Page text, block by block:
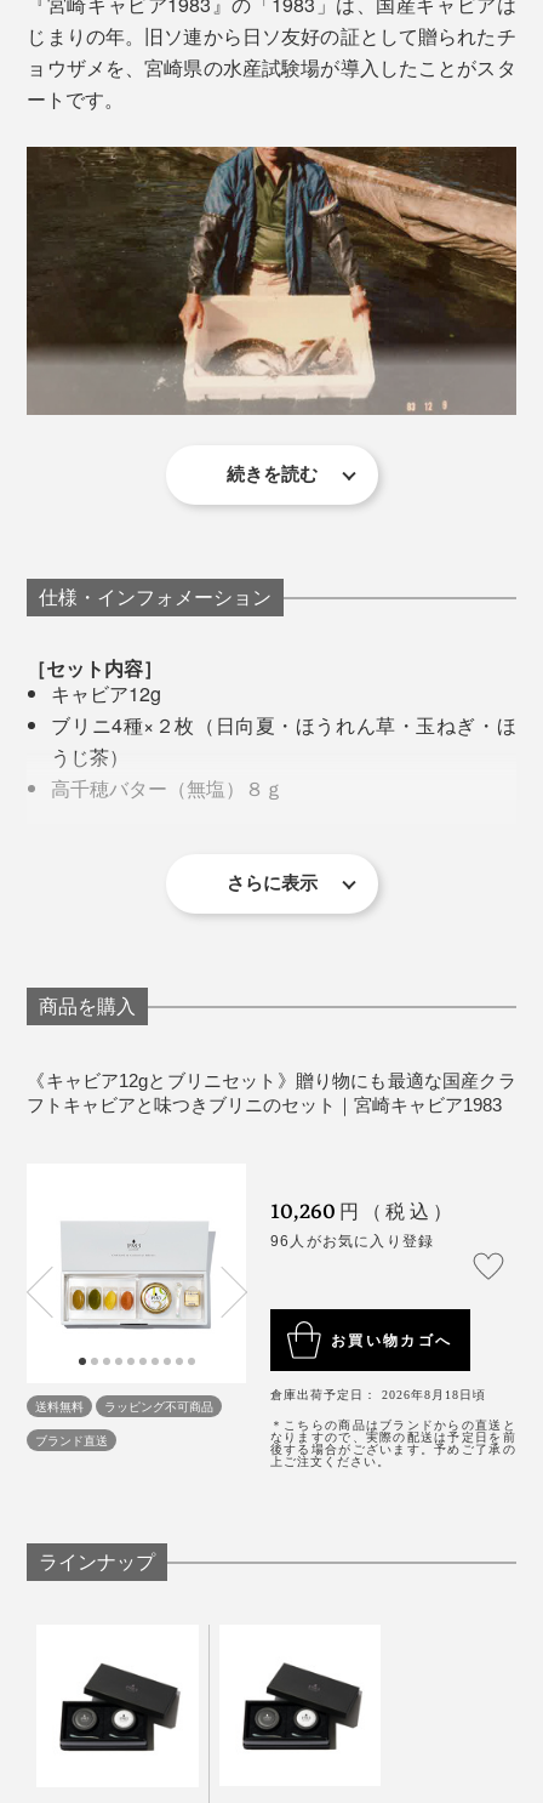
ャビア用に無塩で作ってもらっているとか。
さわやかな香りとコク、後味はさっぱり。冷蔵庫から出
して少し柔らかくなったら、食べ頃です。
キャビア・ブリニ・バターを一緒に口に入れると、広が
るのはめくるめく味わいの三重奏。
初めにキャビアのフレッシュな旨味、次にバターのまろ
やかさ、最後にブリニの風味が感じられ、まるで一皿の
料理を味わっているかのようです。
ひと口サイズの中にこんなに豊かで奥深い世界があるな
んて！ちょっと驚きの体験。
るだけで準備完了。あとは辛口のシャンパンか白ワイン
があれば完璧です！
対して『宮崎キャビア1983』は、防腐剤無添加で塩分
濃度は3%。卵と塩のみで約60日間熟成し、旨みがピー
クに達したところで急速冷凍。マイナス40℃の超低温
環境で眠りにつきます。
実際に有名スーパーで購入した輸入ものと本品を食べ比
輸入ものは塩味が強くベタッとした食感だったのに対
し、本品は塩味がまろやかでとろけるような口溶け。旨
みは残りつつ後味はスッキリしていました。
湿度や期間を変えて、つくっては寝かせ、つくっては寝
かせ…、何百、何千回とテストを繰り返したとか。
その際、ネックになったのが雑菌。
加熱殺菌せず、塩味を抑えると腐ってしまうため、いか
に雑菌のない状態で熟成するかが鍵に。
そこで『宮崎キャビア1983』では、独自の衛生管理シ
じまりの年。旧ソ連から日ソ友好の証として贈られたチ
ョウザメを、宮崎県の水産試験場が導入したことがスタ
ートです。
チョウザメは、ふ化から卵を持つまでに約8年という長
それから何百、何千回という試作を重ね、『宮崎キャビ
ア1983』のブランド確立まで、さらに約10年。
気の遠くなるような道のり経て、キャビアへの情熱と地
道な努力で花開かせたのが「ジャパンキャビア株式会
社」です。
2016年にはG７伊勢志摩サミットの晩餐会で採用され、
現在では数々の星つきレストランやホテルで選ばれてい
ます。
膨大な手間ひまをかけて育てられたチョウザメ１匹から
採れる卵は、約1kg。一粒一粒を大切に、最大限におい
しく味わうために、おいしいキャビア料理のレシピ集が
続きを読む
仕様・インフォメーション
［セット内容］
キャビア12g
ブリニ4種×２枚（日向夏・ほうれん草・玉ねぎ・ほ
うじ茶）
高千穂バター（無塩）８ｇ
原材料：チョウザメ魚卵（宮崎県産）食塩
熟成期間：60日間以上
塩分濃度：約3.0%
賞味期限：冷凍150日、解凍後は冷蔵7日
卵（国産）、小麦粉、米粉、牛乳、オリーブオイ
ル、グラニュー糖、玉ねぎパウダー、食塩/ベーキン
グパウダー（膨張剤）、食用赤色102号
ほうれん草味
卵（国産）、小麦粉、米粉、牛乳、オリーブオイ
ル、グラニュー糖、ほうれん草パウダー、食塩/ベー
キングパウダー（膨張剤）
日向夏味
卵（国産）、小麦粉、米粉、牛乳、オリーブオイ
ほうじ茶味
卵（国産）、小麦粉、米粉、牛乳、オリーブオイ
［原材料／バター］
生乳
＊冷凍でお届けいたします。
さらに表示
商品を購入
《キャビア12gとブリニセット》贈り物にも最適な国産クラ
フトキャビアと味つきブリニのセット｜宮崎キャビア1983
送料無料
ラッピング不可商品
ブランド直送
10,260 円（税込）
96人がお気に入り登録
お買い物カゴへ
倉庫出荷予定日： 2026年8月18日頃
＊こちらの商品はブランドからの直送と
なりますので、実際の配送は予定日を前
後する場合がございます。予めご了承の
上ご注文ください。
ラインナップ